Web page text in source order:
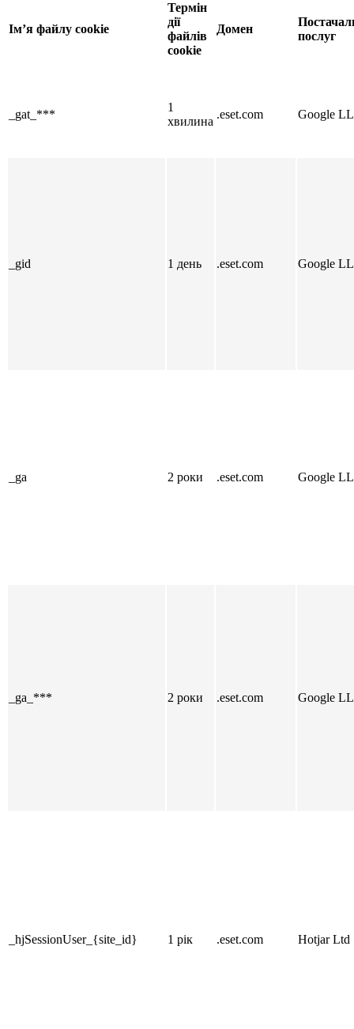
Ім’я файлу cookie
Термін
дії
файлів
cookie
Домен
послуг
_gat_***
1
хвилина
.eset.com Google
_gid 1 день .eset.com Google
_ga 2 роки .eset.com Google
_ga_*** 2 роки .eset.com Google
_hjSessionUser_{site_id} 1 рік .eset.com Hotjar Ltd